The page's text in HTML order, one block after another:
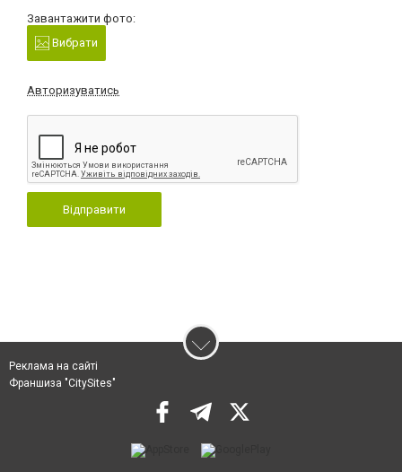
Завантажити фото:
Вибрати
Авторизуватись
Відправити
Реклама на сайті
Франшиза "CitySites"